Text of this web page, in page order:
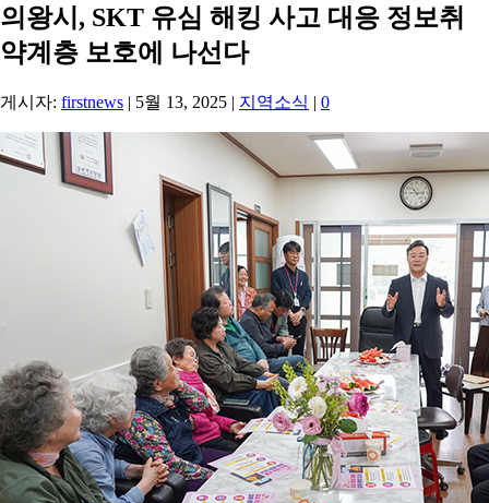
의왕시, SKT 유심 해킹 사고 대응 정보취
약계층 보호에 나선다
게시자: firstnews | 5월 13, 2025 | 지역소식 | 0